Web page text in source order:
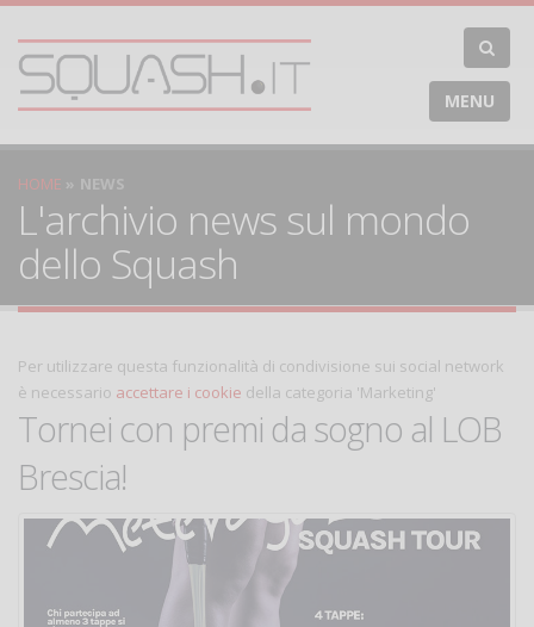
MENU
HOME NEWS
L'archivio news sul mondo
dello Squash
Per utilizzare questa funzionalità di condivisione sui social network
è necessario accettare i cookie della categoria 'Marketing'
Tornei con premi da sogno al LOB
Brescia!